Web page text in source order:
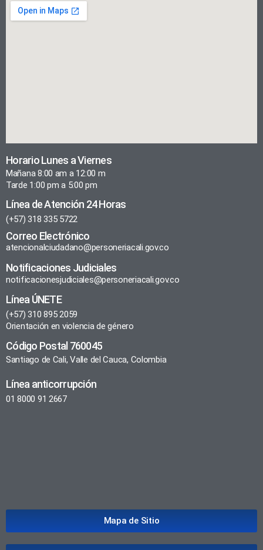
Horario Lunes a Viernes
Mañana 8:00 am a 12:00 m
Tarde 1:00 pm a 5:00 pm
Línea de Atención 24 Horas
(+57) 318 335 5722
Correo Electrónico
atencionalciudadano@personeriacali.gov.co
Notificaciones Judiciales
notificacionesjudiciales@personeriacali.gov.co
Línea ÚNETE
(+57) 310 895 2059
Orientación en violencia de género
Código Postal 760045
Santiago de Cali, Valle del Cauca, Colombia
Línea anticorrupción
01 8000 91 2667
Mapa de Sitio